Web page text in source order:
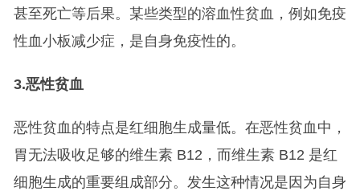
甚至死亡等后果。某些类型的溶血性贫血，例如免疫
性血小板减少症，是自身免疫性的。
3.恶性贫血
恶性贫血的特点是红细胞生成量低。在恶性贫血中，
胃无法吸收足够的维生素 B12，而维生素 B12 是红
细胞生成的重要组成部分。发生这种情况是因为自身